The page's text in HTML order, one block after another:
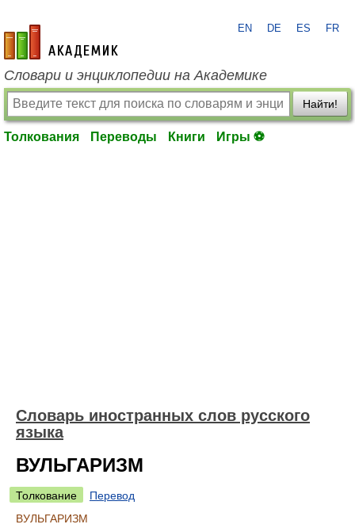
academic.ru
EN DE ES FR
Словари и энциклопедии на Академике
Найти!
Толкования Переводы Книги Игры ⚽
Словарь иностранных слов русского
языка
ВУЛЬГАРИЗМ
Толкование
Перевод
ВУЛЬГАРИЗМ